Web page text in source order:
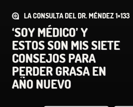
LA CONSULTA DEL DR. MÉNDEZ 1×133
‘SOY MÉDICO’ Y
ESTOS SON MIS SIETE
CONSEJOS PARA
PERDER GRASA EN
AÑO NUEVO